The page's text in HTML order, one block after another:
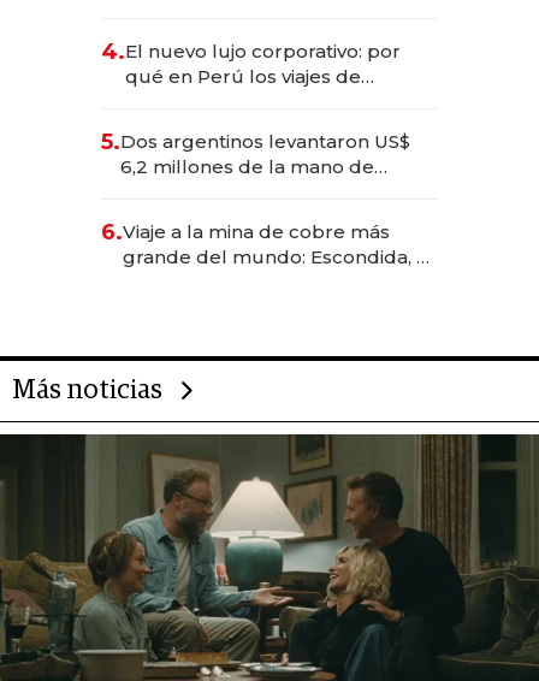
4.El nuevo lujo corporativo: por
qué en Perú los viajes de
para convertirse en experiencias
transformadoras
5.Dos argentinos levantaron US$
6,2 millones de la mano de
6.Viaje a la mina de cobre más
grande del mundo: Escondida, el
Más noticias